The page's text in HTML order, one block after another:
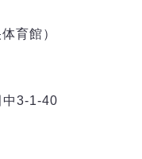
育館）
中3-1-40